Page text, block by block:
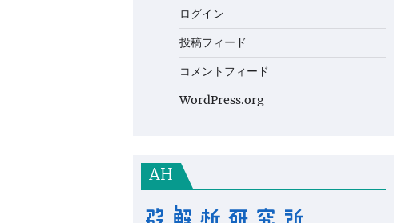
ログイン
投稿フィード
コメントフィード
WordPress.org
AH